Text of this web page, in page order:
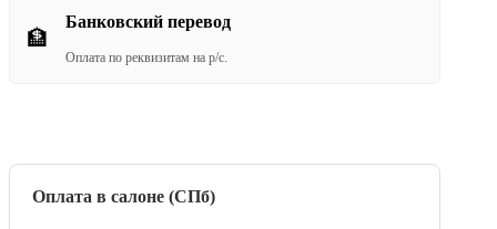
🏦
Банковский перевод
Оплата по реквизитам на р/с.
Оплата в салоне (СПб)